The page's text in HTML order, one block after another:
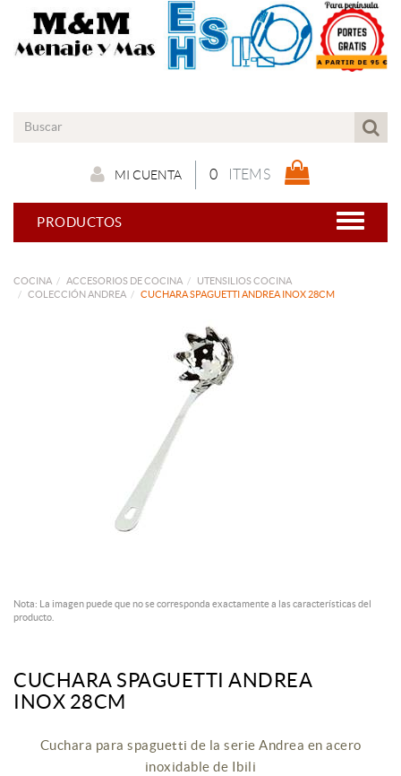
0 ITEMS
MI CUENTA
PRODUCTOS
COCINA ACCESORIOS DE COCINA
UTENSILIOS COCINA
COLECCIÓN ANDREA
CUCHARA SPAGUETTI ANDREA INOX 28CM
Nota: La imagen puede que no se corresponda exactamente a las características del
producto.
CUCHARA SPAGUETTI ANDREA
INOX 28CM
Cuchara para spaguetti de la serie Andrea en acero
inoxidable de Ibili